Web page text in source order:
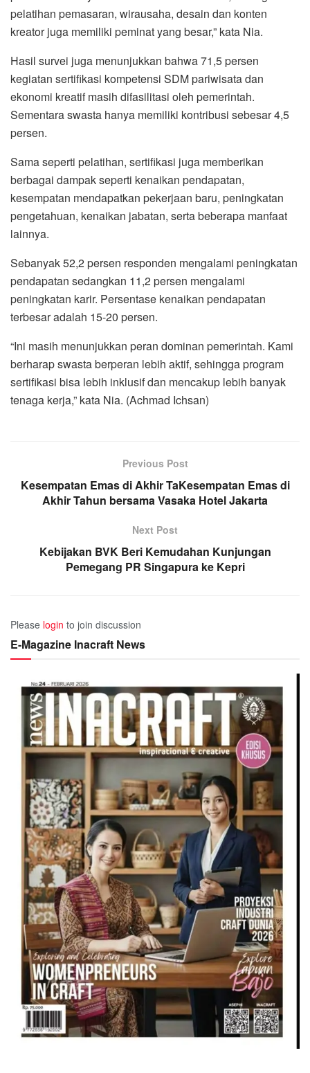
pelatihan pemasaran, wirausaha, desain dan konten
kreator juga memiliki peminat yang besar,” kata Nia.
Hasil survei juga menunjukkan bahwa 71,5 persen
kegiatan sertifikasi kompetensi SDM pariwisata dan
ekonomi kreatif masih difasilitasi oleh pemerintah.
Sementara swasta hanya memiliki kontribusi sebesar 4,5
persen.
Sama seperti pelatihan, sertifikasi juga memberikan
berbagai dampak seperti kenaikan pendapatan,
kesempatan mendapatkan pekerjaan baru, peningkatan
pengetahuan, kenaikan jabatan, serta beberapa manfaat
lainnya.
Sebanyak 52,2 persen responden mengalami peningkatan
pendapatan sedangkan 11,2 persen mengalami
peningkatan karir. Persentase kenaikan pendapatan
terbesar adalah 15-20 persen.
“Ini masih menunjukkan peran dominan pemerintah. Kami
berharap swasta berperan lebih aktif, sehingga program
sertifikasi bisa lebih inklusif dan mencakup lebih banyak
tenaga kerja,” kata Nia. (Achmad Ichsan)
Previous Post
Kesempatan Emas di Akhir TaKesempatan Emas di
Akhir Tahun bersama Vasaka Hotel Jakarta
Next Post
Kebijakan BVK Beri Kemudahan Kunjungan
Pemegang PR Singapura ke Kepri
Please login to join discussion
E-Magazine Inacraft News